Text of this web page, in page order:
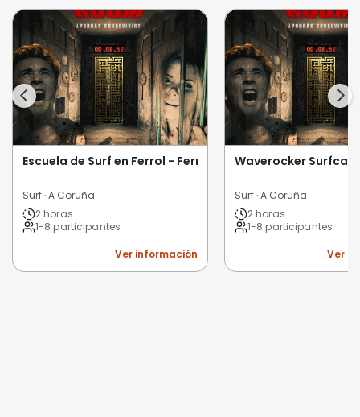
Escuela de Surf en Ferrol - Ferrol Surf School
Surf · A Coruña
2 horas
1-8 participantes
Ver información
Waverocker
Surf · A Coruña
2 horas
1-8 participantes
Ver